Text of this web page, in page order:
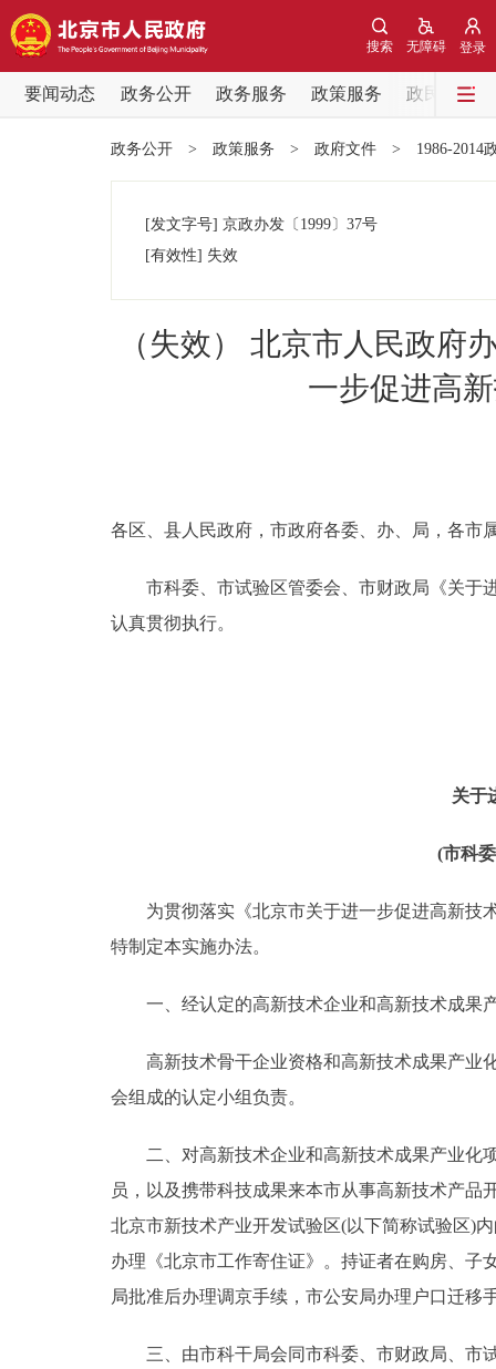
登录
无障碍
搜索
要闻动态 政务公开 政务服务 政策服务
政民互动
党中央精神
政务公开
政务服务
12345网上接诉即办
北京概况
绿色北京
多语种
ENGLISH
政务公开 > 政策服务 > 政府文件 > 1986-2014
[发文字号] 京政办发 〔1999〕 37号
[有效性] 失效
（失效） 北京市人民政府
一步促进高
各区、县人民政府，市政府各委、办、局，各市
市科委、市试验区管委会、市财政局《关于进
认真贯彻执行。
关于
(市科
为贯彻落实《北京市关于进一步促进高新技术
特制定本实施办法。
一、经认定的高新技术企业和高新技术成果
高新技术骨干企业资格和高新技术成果产业化
会组成的认定小组负责。
二、对高新技术企业和高新技术成果产业化项
员，以及携带科技成果来本市从事高新技术产
北京市新技术产业开发试验区(以下简称试验区)
办理《北京市工作寄住证》。持证者在购房、子
局批准后办理调京手续，市公安局办理户口迁移
三、由市科干局会同市科委、市财政局、市试